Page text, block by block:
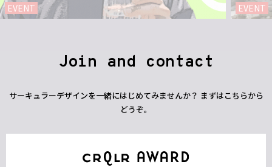
EVENT
EVENT
Join and contact
サーキュラーデザインを一緒にはじめてみませんか？ まずはこちらから
どうぞ。